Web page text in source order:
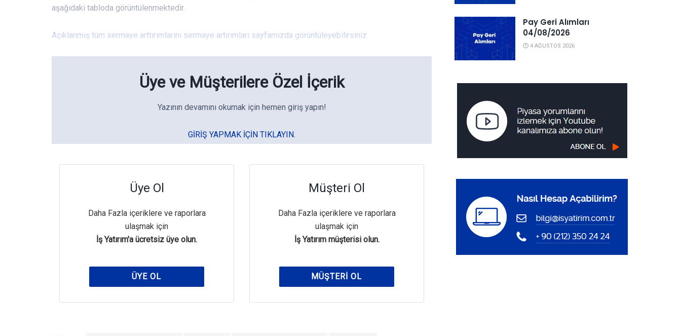
aşağıdaki tabloda görüntülenmektedir.
Açıklanmış tüm sermaye arttırımlarını sermaye artırımları sayfamızda görüntüleyebilirsiniz.
Üye ve Müşterilere Özel İçerik
Yazının devamını okumak için hemen giriş yapın!
GIRIŞ YAPMAK IÇIN TIKLAYIN.
Üye Ol
Daha Fazla içeriklere ve raporlara
ulaşmak için
İş Yatırım'a ücretsiz üye olun.
ÜYE OL
Müşteri Ol
Daha Fazla içeriklere ve raporlara
ulaşmak için
İş Yatırım müşterisi olun.
MÜŞTERI OL
Pay Geri Alımları
04/08/2026
4 AĞUSTOS 2026